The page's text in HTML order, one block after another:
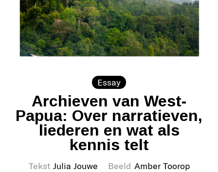
Essay
Archieven van West-
Papua: Over narratieven,
liederen en wat als
kennis telt
Tekst Julia Jouwe Beeld Amber Toorop